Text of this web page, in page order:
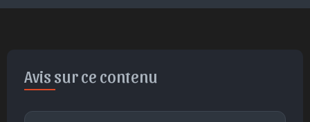
Avis sur ce contenu